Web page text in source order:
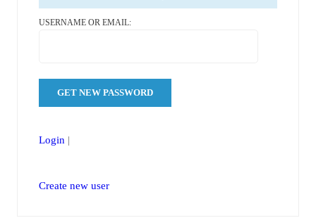
USERNAME OR EMAIL:
Login |
Create new user